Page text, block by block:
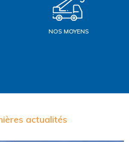
NOS MOYENS
actualités